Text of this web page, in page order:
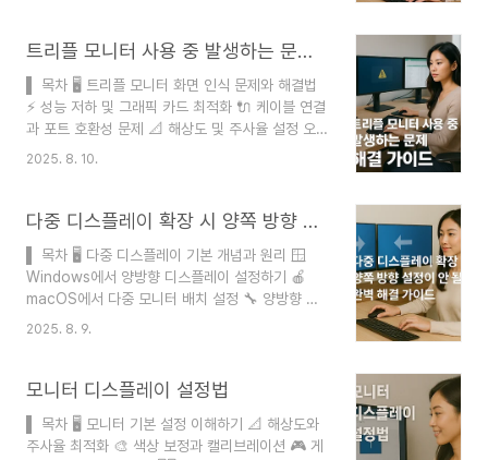
을 효과적으로 활용하면 멀티태스킹이 훨씬 수월해
음 설정할 때는 화면 크기 조절이나 해상도 설정이
복잡하게 느껴질 수 있어요. 이 가이드에서는
Windows 운영체제를 기준으로 듀얼 모니터의 화
면 크기를 완벽하게 조절하는 모든 방법을 상세히
트리플 모니터 사용 중 발생하는 문제 해결 가이드
▌ 목차 🖥️ 트리플 모니터 화면 인식 문제와 해결법
⚡ 성능 저하 및 그래픽 카드 최적화 🔌 케이블 연결
과 포트 호환성 문제 📐 해상도 및 주사율 설정 오
류 💻 소프트웨어 충돌과 드라이버 문제 🪑 인체공
초기 설정과 사용 중 다양한 문제가 발생할 수 있어
문제까지 여러 난관이 기다리고 있답니다. 이 가이
드에서는 트리플 모니터 사용자들이 자주 겪는 문제
들과 그 해결 방법을 상세히 알아볼게요. 🖥️✨ 트리
플 모니터 환경은 단순히 모니터 3개를 연결하는 것
2025. 8. 10.
다중 디스플레이 확장 시 양쪽 방향 설정이 안 될 때 완벽 해결 가이드
▌ 목차 🖥️ 다중 디스플레이 기본 개념과 원리 🪟
Windows에서 양방향 디스플레이 설정하기 🍎
macOS에서 다중 모니터 배치 설정 🔧 양방향 설
정 안될 때 해결 방법 🔌 하드웨어 호환성과 케이블
하고 싶은데 설정이 제대로 안 되는 경우가 있어요.
를 기준으로 좌우로 확장하려고 하면 예상과 다르게
작동하는 일이 자주 발생하죠. 이런 문제는 운영체
2025. 8. 9.
모니터 디스플레이 설정법
▌ 목차 🖥️ 모니터 기본 설정 이해하기 📐 해상도와
주사율 최적화 🎨 색상 보정과 캘리브레이션 🎮 게